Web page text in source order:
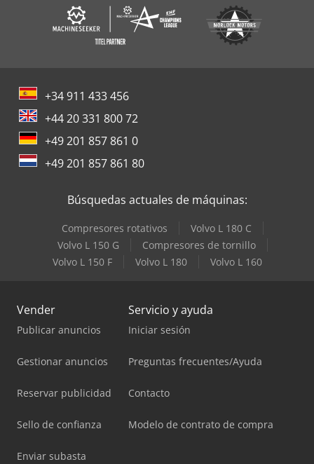
+34 911 433 456
+44 20 331 800 72
+49 201 857 861 0
+49 201 857 861 80
Búsquedas actuales de máquinas:
Compresores rotativos
Volvo L 180 C
Volvo L 150 G
Compresores de tornillo
Volvo L 150 F
Volvo L 180 Volvo L 160
Vender
Publicar anuncios
Gestionar anuncios
Reservar publicidad
Sello de confianza
Enviar subasta
Servicio y ayuda
Iniciar sesión
Preguntas frecuentes/Ayuda
Contacto
Modelo de contrato de compra